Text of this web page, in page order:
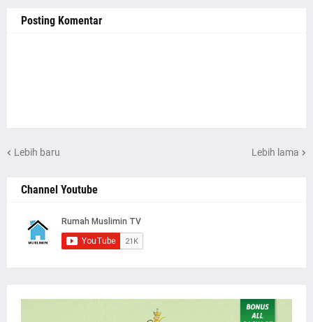
Posting Komentar
Lebih baru Lebih lama
Channel Youtube